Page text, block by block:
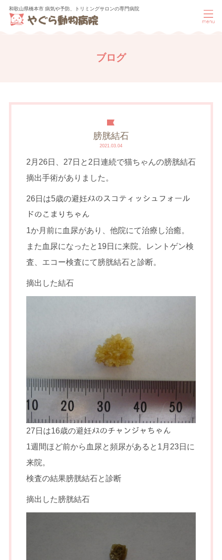
和歌山県橋本市 病気や予防、トリミングサロンの専門病院
ブログ
膀胱結石
2021.03.04
2月26日、27日と2日連続で猫ちゃんの膀胱結石
摘出手術がありました。
26日は5歳の避妊ﾒｽのスコティッシュフォール
ドのこまりちゃん
1か月前に血尿があり、他院にて治療し治癒。
また血尿になったと19日に来院。レントゲン検
査、エコー検査にて膀胱結石と診断。
摘出した結石
27日は16歳の避妊ﾒｽのチャンジャちゃん
1週間ほど前から血尿と頻尿があると1月23日に
来院。
検査の結果膀胱結石と診断
摘出した膀胱結石